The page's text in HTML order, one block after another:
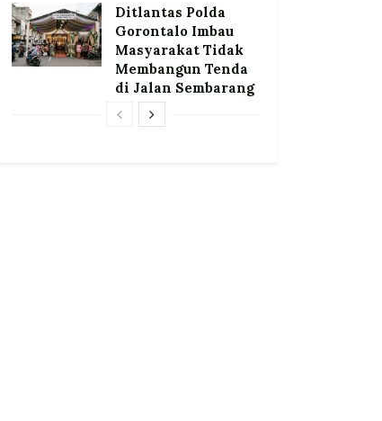
Ditlantas Polda
Gorontalo Imbau
Masyarakat Tidak
Membangun Tenda
di Jalan Sembarang